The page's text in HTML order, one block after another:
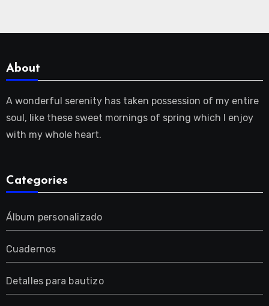
About
A wonderful serenity has taken possession of my entire
soul, like these sweet mornings of spring which I enjoy
with my whole heart.
Categories
Álbum personalizado
Cuadernos
Detalles para bautizo